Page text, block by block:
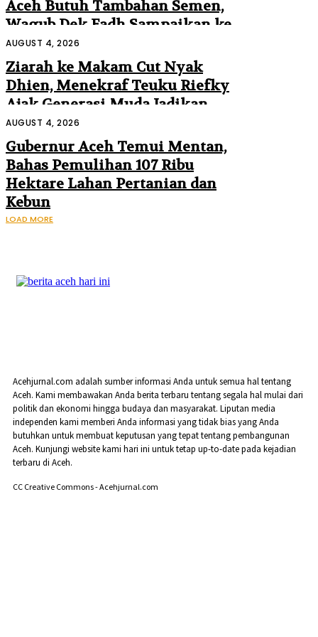
Aceh Butuh Tambahan Semen,
Wagub Dek Fadh Sampaikan ke
Mendagri dan Danantara
AUGUST 4, 2026
Ziarah ke Makam Cut Nyak
Dhien, Menekraf Teuku Riefky
Ajak Generasi Muda Jadikan
Sejarah Inspirasi Masa Depan
AUGUST 4, 2026
Gubernur Aceh Temui Mentan,
Bahas Pemulihan 107 Ribu
Hektare Lahan Pertanian dan
Kebun
LOAD MORE
Acehjurnal.com adalah sumber informasi Anda untuk semua hal tentang
Aceh. Kami membawakan Anda berita terbaru tentang segala hal mulai dari
politik dan ekonomi hingga budaya dan masyarakat. Liputan media
independen kami memberi Anda informasi yang tidak bias yang Anda
butuhkan untuk membuat keputusan yang tepat tentang pembangunan
Aceh. Kunjungi website kami hari ini untuk tetap up-to-date pada kejadian
terbaru di Aceh.
CC Creative Commons - Acehjurnal.com